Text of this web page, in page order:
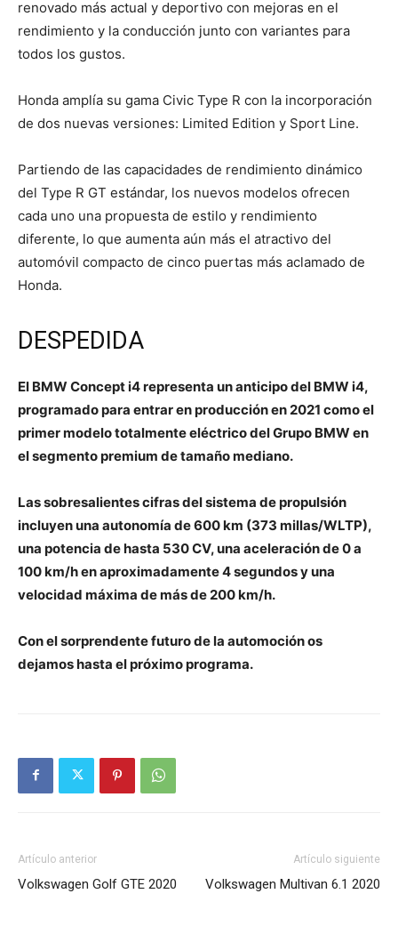
renovado más actual y deportivo con mejoras en el
rendimiento y la conducción junto con variantes para
todos los gustos.
Honda amplía su gama Civic Type R con la incorporación
de dos nuevas versiones: Limited Edition y Sport Line.
Partiendo de las capacidades de rendimiento dinámico
del Type R GT estándar, los nuevos modelos ofrecen
cada uno una propuesta de estilo y rendimiento
diferente, lo que aumenta aún más el atractivo del
automóvil compacto de cinco puertas más aclamado de
Honda.
DESPEDIDA
El BMW Concept i4 representa un anticipo del BMW i4,
programado para entrar en producción en 2021 como el
primer modelo totalmente eléctrico del Grupo BMW en
el segmento premium de tamaño mediano.
Las sobresalientes cifras del sistema de propulsión
incluyen una autonomía de 600 km (373 millas/WLTP),
una potencia de hasta 530 CV, una aceleración de 0 a
100 km/h en aproximadamente 4 segundos y una
velocidad máxima de más de 200 km/h.
Con el sorprendente futuro de la automoción os
dejamos hasta el próximo programa.
Artículo anterior
Volkswagen Golf GTE 2020
Artículo siguiente
Volkswagen Multivan 6.1 2020